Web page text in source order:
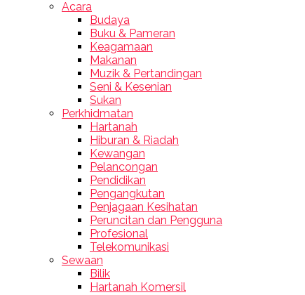
Acara
Budaya
Buku & Pameran
Keagamaan
Makanan
Muzik & Pertandingan
Seni & Kesenian
Sukan
Perkhidmatan
Hartanah
Hiburan & Riadah
Kewangan
Pelancongan
Pendidikan
Pengangkutan
Penjagaan Kesihatan
Peruncitan dan Pengguna
Profesional
Telekomunikasi
Sewaan
Bilik
Hartanah Komersil